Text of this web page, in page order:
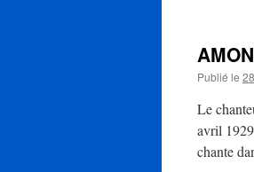
Publié le
Le
avril
chante